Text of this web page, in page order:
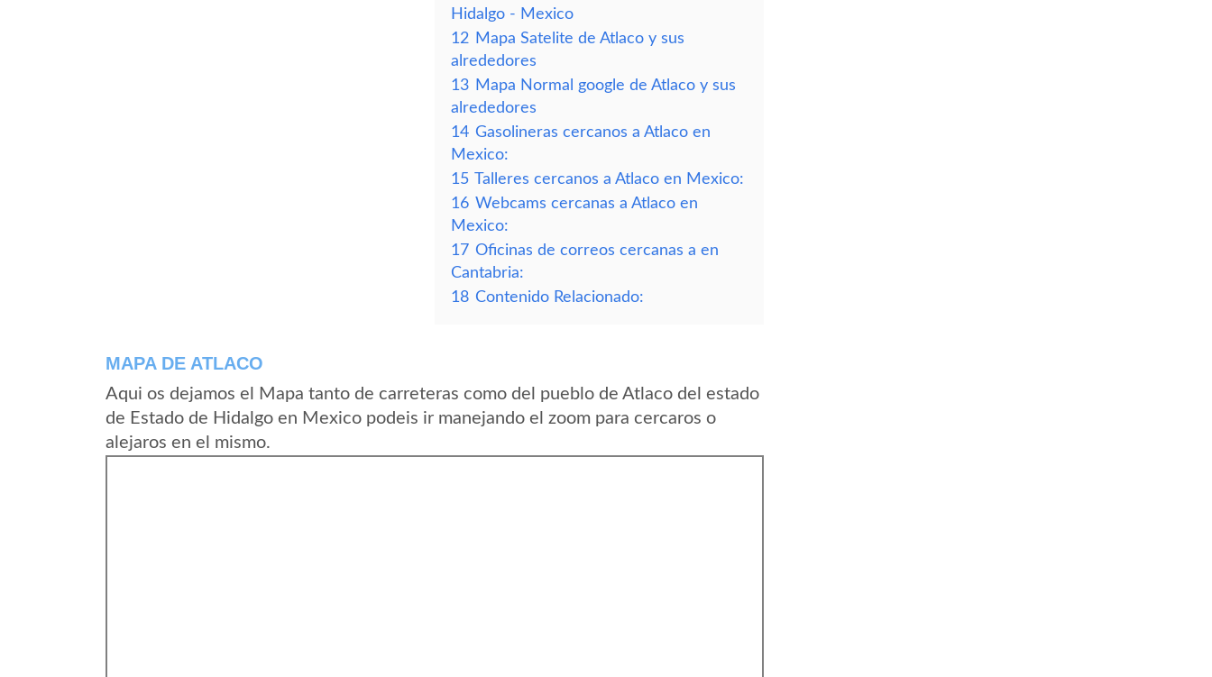
Hidalgo - Mexico
12 Mapa Satelite de Atlaco y sus
alrededores
13 Mapa Normal google de Atlaco y sus
alrededores
14 Gasolineras cercanos a Atlaco en
Mexico:
15 Talleres cercanos a Atlaco en Mexico:
16 Webcams cercanas a Atlaco en
Mexico:
17 Oficinas de correos cercanas a en
Cantabria:
18 Contenido Relacionado:
MAPA DE ATLACO
Aqui os dejamos el Mapa tanto de carreteras como del pueblo de Atlaco del estado
de Estado de Hidalgo en Mexico podeis ir manejando el zoom para cercaros o
alejaros en el mismo.